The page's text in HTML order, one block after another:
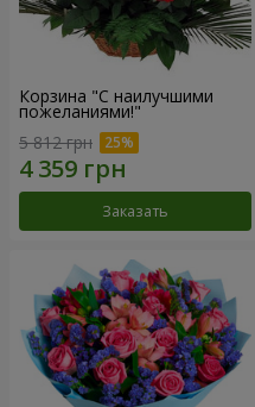
Корзина "С наилучшими
пожеланиями!"
5 812 грн
Заказать